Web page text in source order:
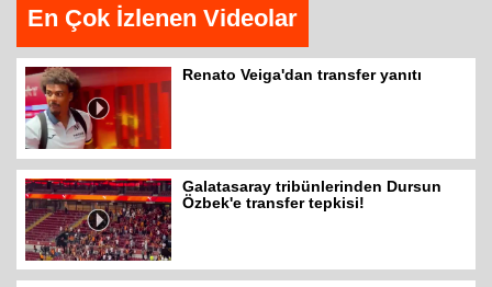
En Çok İzlenen Videolar
Renato Veiga'dan transfer yanıtı
Galatasaray tribünlerinden Dursun
Özbek'e transfer tepkisi!